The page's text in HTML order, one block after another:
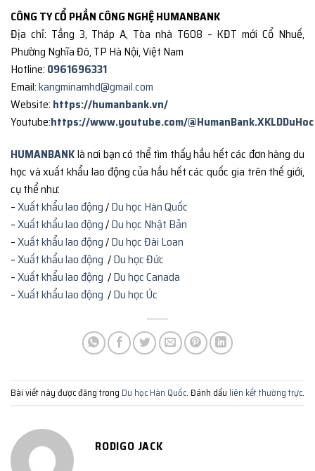
CÔNG TY CỔ PHẦN CÔNG NGHỆ HUMANBANK
Địa chỉ: Tầng 3, Tháp A, Tòa nhà T608 – KĐT mới Cổ Nhuế,
Phường Nghĩa Đô, TP Hà Nội, Việt Nam
Hotline: 0961696331
Email:kangminamhd@gmail.com
Website: https://humanbank.vn/
Youtube:https://www.youtube.com/@HumanBank.XKLDDuHoc
HUMANBANKlà nơi bạn có thể tìm thấy hầu hết các đơn hàng du
học và xuất khẩu lao động của hầu hết các quốc gia trên thế giới,
cụ thể như:
–Xuất khẩu lao động/Du học Hàn Quốc
–Xuất khẩu lao động/Du học Nhật Bản
–Xuất khẩu lao động/Du học Đài Loan
–Xuất khẩu lao động /Du học Đức
–Xuất khẩu lao động /Du học Canada
–Xuất khẩu lao động /Du học Úc
Bài viết này được đăng trong Du học Hàn Quốc. Đánh dấu liên kết thường trực.
RODIGO JACK